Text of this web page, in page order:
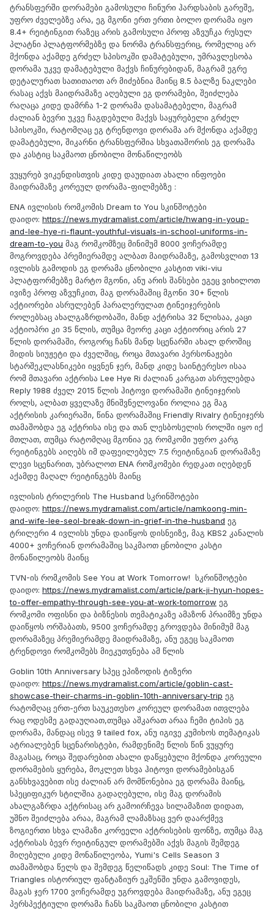
ტრანსფერში დორამები გამოსული ჩინური ჰარდსაბის გარეშე,
უფრო ძველებზე არა, ეგ მგონი ერთ ერთი ბოლო დორამა იყო
8.4+ რეიტინგით რაზეც არის გამოსული პროფ აზვუჩკა რუსულ
პლატნი პლატფორმებზე და ნორმა ტრანსფერიც, რომელიც არ
მქონდა აქამდე გრძელ სპისოკში დამატებული, უმრავლესობა
დორამა უკვე დამატებული მაქვს ჩინურებიდან, მაგრამ ეგრე
დეტალურათ სათითაოთ არ მიძებნია მაინც 8.5 ბალზე ნაკლები
რასაც აქვს მაიდრამაზე აღებული ეგ დორამები, შეიძლება
რაღაცა კიდე დამრჩა 1-2 დორამა დასამატებელი, მაგრამ
ძალიან ბევრი უკვე ჩაგდებული მაქვს საყურებელი გრძელ
სპისოკში, რატომღაც ეგ ტრენდოვი დორამა არ მქონდა აქამდე
დამატებული, შიკარნი ტრანსფერშია სხვათაშორის ეგ დორამა
და კასტიც საკმაოთ ცნობილი მონაწილეობს
ვუყურებ ვიკენდისთვის კიდე დაუდიათ ახალი ინფოები
მაიდრამაზე კორეულ დორამა-ფილმებზე :
ENA ივლისის რომკომის Dream to You სკინშოტები
დაიდო: https://news.mydramalist.com/article/hwang-in-youp-
and-lee-hye-ri-flaunt-youthful-visuals-in-school-uniforms-in-
dream-to-you მაგ რომკომზეც მინიმუმ 8000 ვოჩერამდე
მოგროვდება პრემიერამდე ალბათ მაიდრამაზე, გამოსვლით 13
ივლისს გამოდის ეგ დორამა ცნობილი კასტით viki-viu
პლატფორმებზე მარტო მგონი, ანუ არის შანსები ეგეც ვიხილოთ
ივიზე პროფ აზვუჩკით, მაგ დორამაშიც მგონი 30+ წლის
აქტიორები ასრულებენ პარალერულათ ტინეიჯერების
როლებსაც ახალგაზრდობაში, მანდ აქტრისა 32 წლისაა, კაცი
აქტიოპრი კი 35 წლის, თუმცა მეორე კაცი აქტიორიც არის 27
წლის დორამაში, როგორც ჩანს მანდ სცენარში ახალ დროშიც
მიდის სიუჟეტი და ძველშიც, როცა მთავარი პერსონაჟები
სტარშეკლასნიკები იყვნენ ჯერ, მანდ კიდე საინტერესო ისაა
რომ მთავარი აქტრისა Lee Hye Ri ძალიან კარგათ ასრულებდა
Reply 1988 ძველ 2015 წლის ჰიტოვი დორამაში ტინეიჯერის
როლს, ალბათ ყველაზე მნიშვნელოვანი როლია ეგ მაგ
აქტრისის კარიერაში, წინა დორამაშიც Friendly Rivalry ტინეიჯერს
თამაშობდა ეგ აქტრისა ისე და თან ლესბოსელის როლში იყო იქ
მთლათ, თუმცა რატომღაც მგონია ეგ რომკომი უფრო კარგ
რეიტინგებს აიღებს იმ დაფეილებულ 7.5 რეიტინგიან დორამაზე
ლევი სცენარით, უბრალოთ ENA რომკომები რედკათ იღებდენ
აქამდე მაღალ რეიტინგებს მაინც
ივლისის ტრილერის The Husband სკრინშოტები
დაიდო: https://news.mydramalist.com/article/namkoong-min-
and-wife-lee-seol-break-down-in-grief-in-the-husband ეგ
ტრილერი 4 ივლისს უნდა დაიწყოს დისნეიზე, მაგ KBS2 კანალის
4000+ ვოჩერიან დორამაშიც საკმაოთ ცნობილი კასტი
მონაწილეობს მაინც
TVN-ის რომკომის See You at Work Tomorrow! სკრინშოტები
დაიდო: https://news.mydramalist.com/article/park-ji-hyun-hopes-
to-offer-empathy-through-see-you-at-work-tomorrow ეგ
რომკომი ოფისნი და ბიზნესის თემატიკაზე ამაზონ პრაიმზე უნდა
დაიწყოს ორშაბათს, 9500 ვოჩერამდე გროვდება მინიმუმ მაგ
დორამაზეც პრემიერამდე მაიდრამაზე, ანუ ეგეც საკმაოთ
ტრენდოვი რომკომებს მიეკუთვნება ამ წლის
Goblin 10th Anniversary სპეც ეპიზოდის ტიზერი
დაიდო: https://news.mydramalist.com/article/goblin-cast-
showcase-their-charms-in-goblin-10th-anniversary-trip ეგ
რატომღაც ერთ-ერთ საუკეთესო კორეულ დორამათ ითვლება
რაც ოდესმე გადაუღიათ,თუმცა აშკარათ არაა ჩემი ტიპის ეგ
დორამა, მანდაც ისევ 9 tailed fox, ანუ იგივე კუმიხოს თემატიკას
ატრიალებენ სცენარისტები, რამდენიმე წლის წინ ვუყურე
მაგასაც, როცა შედარებით ახალი დაწყებული მქონდა კორეული
დორამების ყურება, მოკლეთ სხვა ჰიტოვი დორამებისგან
განსხვავებით ისე ძალიან არ მომწონებია ეგ დორამა მაინც,
სპეციფიკურ სტილშია გადაღებული, ისე მაგ დორამის
ახალგაზრდა აქტრისაც არ გამოირჩევა სილამაზით დიდათ,
უშნო შეიძლება არაა, მაგრამ ლამაზსაც ვერ დაარქმევ
ზოგიერთი სხვა ლამაზი კორეელი აქტრისების ფონზე, თუმცა მაგ
აქტრისას ბევრ რეიტინგულ დორამებში აქვს მაგის შემდეგ
მიღებული კიდე მონაწილეობა, Yumi's Cells Season 3
თამაშობდა წელს და შემდეგ წელიწადს კიდე Soul: The Time of
Triangles ისტორიულ ფანტაზიურ ეკშენში უნდა გამოვიდეს,
მაგას ჯერ 1700 ვოჩერამდე უგროვდება მაიდრამაზე, ანუ ეგეც
პერსპექტიული დორამა ჩანს საკმაოთ ცნობილი კასტით